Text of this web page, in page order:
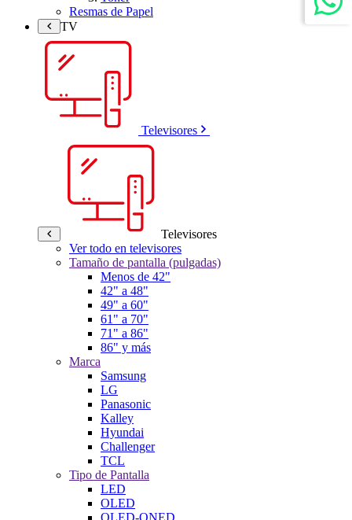
Resmas de Papel
TV
Televisores
Televisores
Ver todo en televisores
Tamaño de pantalla (pulgadas)
Menos de 42"
42" a 48"
49" a 60"
61" a 70"
71" a 86"
86" y más
Marca
Samsung
LG
Panasonic
Kalley
Hyundai
Challenger
TCL
Tipo de Pantalla
LED
OLED
QLED-QNED